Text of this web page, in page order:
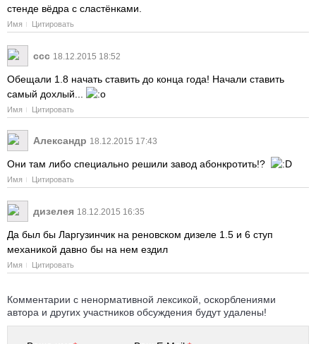
стенде вёдра с сластёнками.
Имя Цитировать
ссс 18.12.2015 18:52
Обещали 1.8 начать ставить до конца года! Начали ставить
самый дохлый...
Имя Цитировать
Александр 18.12.2015 17:43
Они там либо специально решили завод абонкротить!?
Имя Цитировать
дизелея 18.12.2015 16:35
Да был бы Ларгузинчик на реновском дизеле 1.5 и 6 ступ
механикой давно бы на нем ездил
Имя Цитировать
Комментарии с ненормативной лексикой, оскорблениями
автора и других участников обсуждения будут удалены!